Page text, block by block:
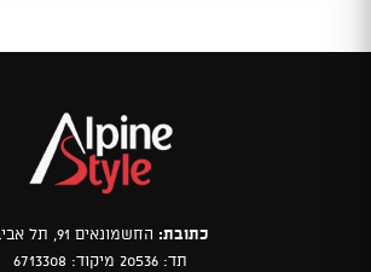
כתובת: החשמונאים 91, תל אביב
תד: 20536 מיקוד: 6713308